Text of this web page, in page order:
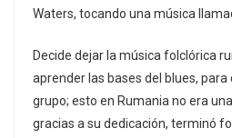
Waters, tocando una música
Decide dejar la música folclórica
aprender las bases del blues,
grupo; esto en Rumania no era
gracias a su dedicación, terminó